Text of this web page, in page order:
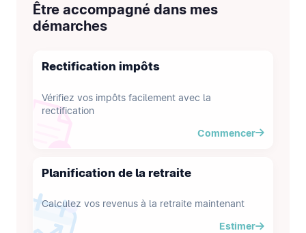
Être accompagné dans mes
démarches
Rectification impôts
Vérifiez vos impôts facilement avec la
rectification
Commencer
Planification de la retraite
Calculez vos revenus à la retraite maintenant
Estimer